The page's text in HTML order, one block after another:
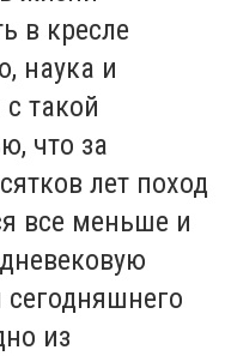
в кресле
наука и
такой
что за
лет поход
все меньше и
из